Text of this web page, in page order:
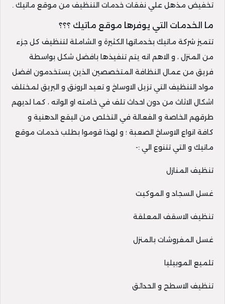
تخفيض مذهل علي نفقات خدمات التنظيف من موقع ماتيك .
ما الخدمات التي يوفرها موقع ماتيك ؟؟؟
تتميز شركة ماتيك بخدماتها الكثيرة و الشاملة لتنظيف كل جزء
من المنزل ، و الاهم انه يتم تنفيذها بافضل شكل بواسطة
فريق من عمال النظافة المتخصصين الذين يستخدمون افضل
مواد التنظيف التي تزيل الاوساخ و تعيد الرونق و البريق لمختلف
اشكال الاثاث من دون احداث تلف في خامته او الوانه ، كما لديهم
طرقهم الخاصة و الفعالة في التخلص من البقع الدهنية و
كافة انواع الاوساخ الصعبة ؛ و لهذا قوموا بطلب خدمات موقع
ماتيك و التي تتنوع الي :-
تنظيف المنازل
غسل السجاد و الموكيت
تنظيف الاسقف المعلقة
غسل المفروشات بالمنزل
تلميع الموبيليا
تنظيف الاسطح و الحدائق